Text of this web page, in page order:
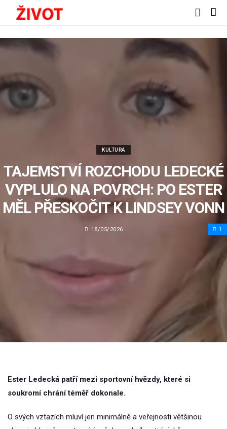
KULTURA
TAJEMSTVÍ ROZCHODU LEDECKÉ
VYPLULO NA POVRCH: PO ESTER
MĚL PŘESKOČIT K LINDSEY VONN
18/05/2026 1
Ester Ledecká patří mezi sportovní hvězdy, které si
soukromí chrání téměř dokonale.
O svých vztazích mluví jen minimálně a veřejnosti většinou